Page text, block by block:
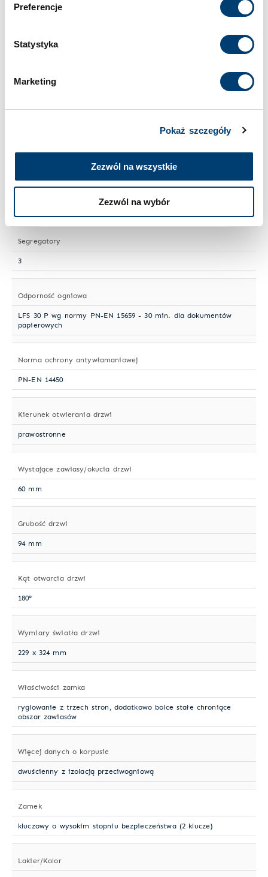
odrzucić i wycofać swoją zgodę w dowolnej chwili ze
wPolityce prywatności
Polityce wykorzystywania
Preferencje
Statystyka
Marketing
Pokaż szczegóły
Zezwól na wszystkie
Zezwól na wybór
Zamek kluczowy
Wielkość sejfu
HPKTF 400-01
Półki przestawne
Segregatory
3
Odporność ogniowa
LFS 30 P wg normy PN-EN 15659 - 30 min. dla dokumentów
papierowych
Norma ochrony antywłamaniowej
PN-EN 14450
Kierunek otwierania drzwi
prawostronne
Wystające zawiasy/okucia drzwi
60 mm
Grubość drzwi
94 mm
Kąt otwarcia drzwi
180°
Wymiary światła drzwi
229 x 324 mm
Właściwości zamka
ryglowanie z trzech stron, dodatkowo bolce stałe chroniące
obszar zawiasów
Więcej danych o korpusie
dwuścienny z izolacją przeciwogniową
Zamek
kluczowy o wysokim stopniu bezpieczeństwa (2 klucze)
Lakier/Kolor